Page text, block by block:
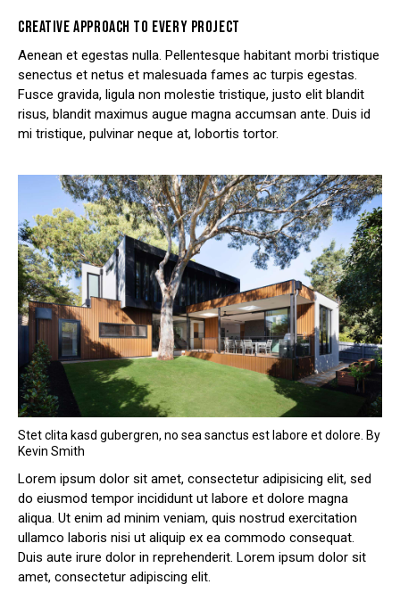
CREATIVE APPROACH TO EVERY PROJECT
Aenean et egestas nulla. Pellentesque habitant morbi tristique
senectus et netus et malesuada fames ac turpis egestas.
Fusce gravida, ligula non molestie tristique, justo elit blandit
risus, blandit maximus augue magna accumsan ante. Duis id
mi tristique, pulvinar neque at, lobortis tortor.
Stet clita kasd gubergren, no sea sanctus est labore et dolore. By
Kevin Smith
Lorem ipsum dolor sit amet, consectetur adipisicing elit, sed
do eiusmod tempor incididunt ut labore et dolore magna
aliqua. Ut enim ad minim veniam, quis nostrud exercitation
ullamco laboris nisi ut aliquip ex ea commodo consequat.
Duis aute irure dolor in reprehenderit. Lorem ipsum dolor sit
amet, consectetur adipiscing elit.